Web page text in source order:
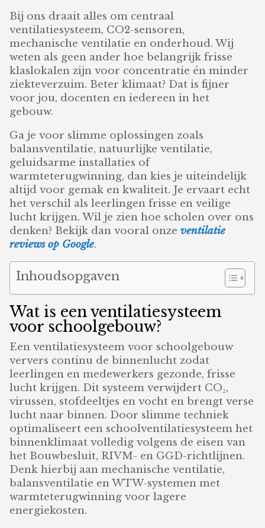
Bij ons draait alles om centraal
ventilatiesysteem, CO2-sensoren,
mechanische ventilatie en onderhoud. Wij
weten als geen ander hoe belangrijk frisse
klaslokalen zijn voor concentratie én minder
ziekteverzuim. Beter klimaat? Dat is fijner
voor jou, docenten en iedereen in het
gebouw.
Ga je voor slimme oplossingen zoals
balansventilatie, natuurlijke ventilatie,
geluidsarme installaties of
warmteterugwinning, dan kies je uiteindelijk
altijd voor gemak en kwaliteit. Je ervaart echt
het verschil als leerlingen frisse en veilige
lucht krijgen. Wil je zien hoe scholen over ons
denken? Bekijk dan vooral onzeventilatie
reviews op Google.
Inhoudsopgaven
Wat is een ventilatiesysteem
voor schoolgebouw?
Een ventilatiesysteem voor schoolgebouw
ververs continu de binnenlucht zodat
leerlingen en medewerkers gezonde, frisse
lucht krijgen. Dit systeem verwijdert CO₂,
virussen, stofdeeltjes en vocht en brengt verse
lucht naar binnen. Door slimme techniek
optimaliseert een schoolventilatiesysteem het
binnenklimaat volledig volgens de eisen van
het Bouwbesluit, RIVM- en GGD-richtlijnen.
Denk hierbij aan mechanische ventilatie,
balansventilatie en WTW-systemen met
warmteterugwinning voor lagere
energiekosten.